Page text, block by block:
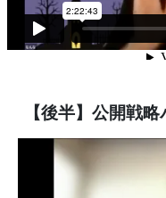
【後半】公開戦